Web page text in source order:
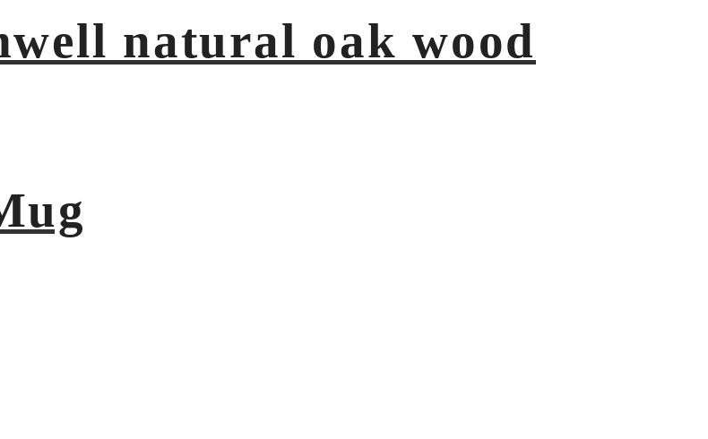
natural oak wood